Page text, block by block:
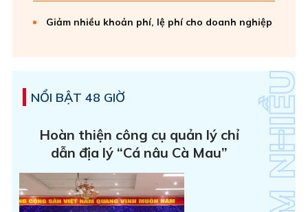
Giảm nhiều khoản phí, lệ phí cho doanh nghiệp
NỔI BẬT 48 GIỜ
Hoàn thiện công cụ quản lý chỉ
dẫn địa lý “Cá nâu Cà Mau”